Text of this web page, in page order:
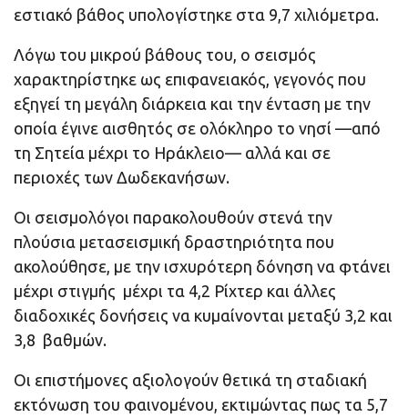
εστιακό βάθος υπολογίστηκε στα 9,7 χιλιόμετρα.
Λόγω του μικρού βάθους του, ο σεισμός
χαρακτηρίστηκε ως επιφανειακός, γεγονός που
εξηγεί τη μεγάλη διάρκεια και την ένταση με την
οποία έγινε αισθητός σε ολόκληρο το νησί —από
τη Σητεία μέχρι το Ηράκλειο— αλλά και σε
περιοχές των Δωδεκανήσων.
Οι σεισμολόγοι παρακολουθούν στενά την
πλούσια μετασεισμική δραστηριότητα που
ακολούθησε, με την ισχυρότερη δόνηση να φτάνει
μέχρι στιγμής μέχρι τα 4,2 Ρίχτερ και άλλες
διαδοχικές δονήσεις να κυμαίνονται μεταξύ 3,2 και
3,8 βαθμών.
Οι επιστήμονες αξιολογούν θετικά τη σταδιακή
εκτόνωση του φαινομένου, εκτιμώντας πως τα 5,7